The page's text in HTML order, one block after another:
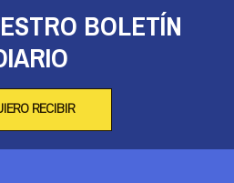
BOLETÍN
RECIBIR